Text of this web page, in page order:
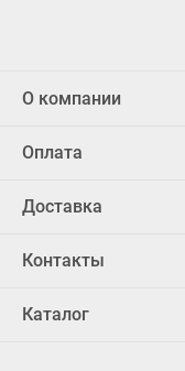
О компании
Оплата
Доставка
Контакты
Каталог